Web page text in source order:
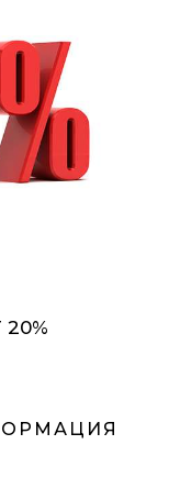
20%